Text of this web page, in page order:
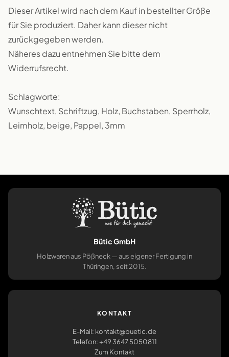
Dieser Artikel wird nach dem Kauf in bestellter Größe
für Sie produziert. Daher kann dieser nicht
zurückgegeben werden.
Näheres dazu entnehmen Sie bitte dem
Widerrufsrecht.
Schlagworte:
Wunschtext, Schriftzug, Holz, Buchstaben, Sperrholz,
Leimholz, beige, Pappel, 3mm
Bütic GmbH
Holzwaren aus Pößneck — aus eigener Fertigung in
Thüringen, seit 2015.
KONTAKT
E-Mail: kontakt@buetic.de
Telefon: +49 3647 5050811
Zum Kontakt